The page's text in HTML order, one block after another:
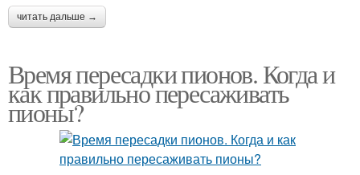
читать дальше →
Время пересадки пионов. Когда и
как правильно пересаживать
пионы?